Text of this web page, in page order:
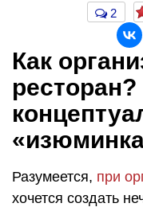
2
Как
Разумеется, при
хочется создать